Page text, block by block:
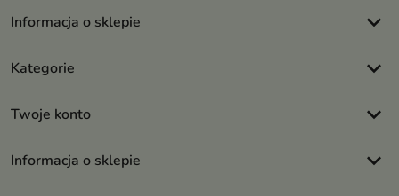
Informacja o sklepie keyboard_arrow_down
Kategorie keyboard_arrow_down
Twoje konto keyboard_arrow_down
Informacja o sklepie keyboard_arrow_down